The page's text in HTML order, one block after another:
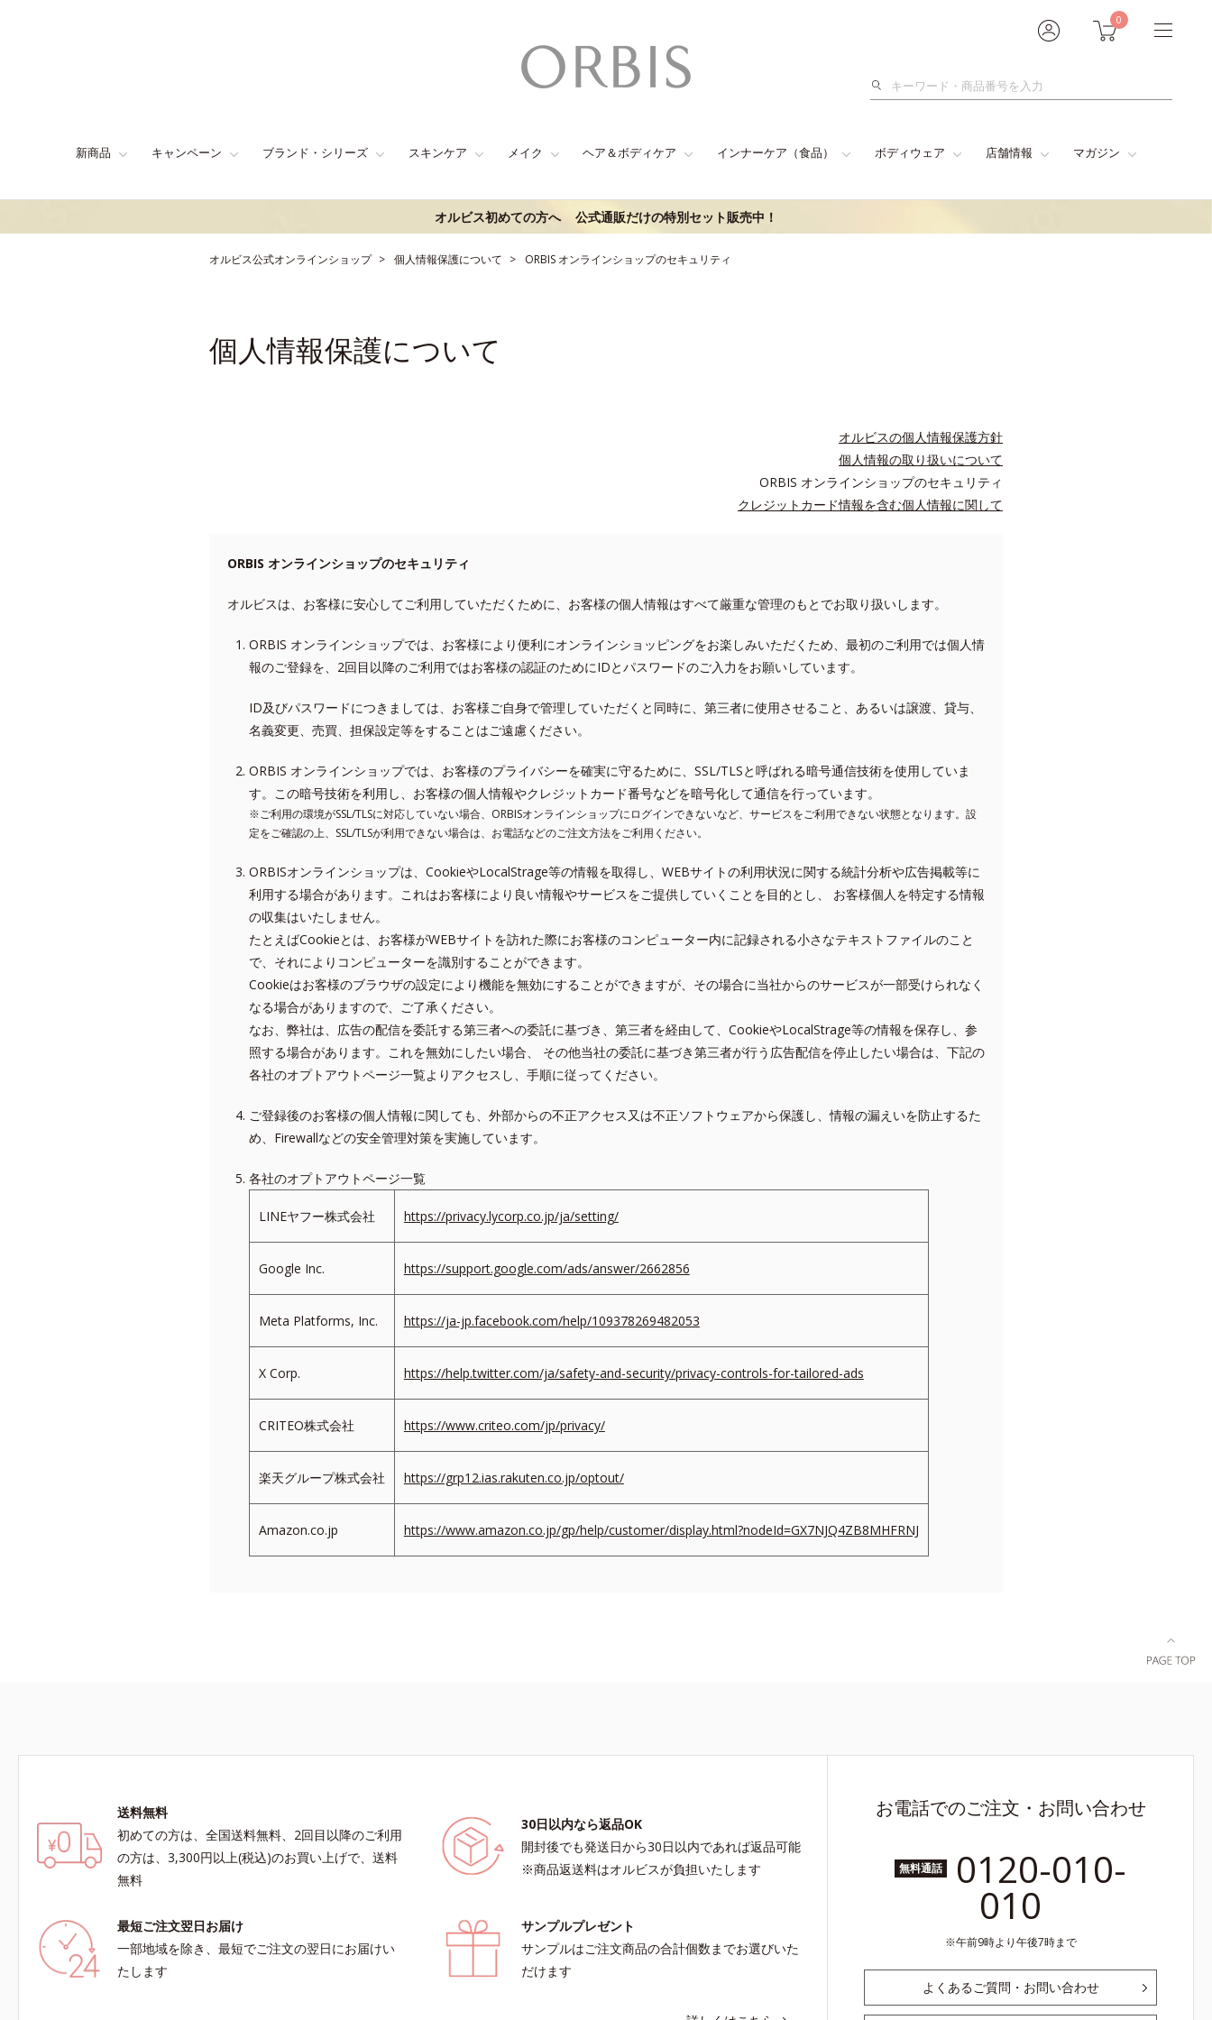
0
検
新商品 キャンペーン ブランド・シリーズ スキンケア メイク ヘア＆ボディケア インナーケア（食品） ボディウェア 店舗情報 マガジン
オルビス初めての方へ 公式通販だけの特別セット販売中！
オルビス公式オンラインショップ 個人情報保護について ORBIS オンラインショップのセキュリティ
個人情報保護について
オルビスの個人情報保護方針
個人情報の取り扱いについて
ORBIS オンラインショップのセキュリティ
クレジットカード情報を含む個人情報に関して
ORBIS オンラインショップのセキュリティ
オルビスは、お客様に安心してご利用していただくために、お客様の個人情報はすべて厳重な管理のもとでお取り扱いします。
ORBIS オンラインショップでは、お客様により便利にオンラインショッピングをお楽しみいただくため、最初のご利用では個人情
報のご登録を、2回目以降のご利用ではお客様の認証のためにIDとパスワードのご入力をお願いしています。
ID及びパスワードにつきましては、お客様ご自身で管理していただくと同時に、第三者に使用させること、あるいは譲渡、貸与、
名義変更、売買、担保設定等をすることはご遠慮ください。
ORBIS オンラインショップでは、お客様のプライバシーを確実に守るために、SSL/TLSと呼ばれる暗号通信技術を使用していま
す。この暗号技術を利用し、お客様の個人情報やクレジットカード番号などを暗号化して通信を行っています。
※ご利用の環境がSSL/TLSに対応していない場合、ORBISオンラインショップにログインできないなど、サービスをご利用できない状態となります。設
定をご確認の上、SSL/TLSが利用できない場合は、お電話などのご注文方法をご利用ください。
ORBISオンラインショップは、CookieやLocalStrage等の情報を取得し、WEBサイトの利用状況に関する統計分析や広告掲載等に
利用する場合があります。これはお客様により良い情報やサービスをご提供していくことを目的とし、 お客様個人を特定する情報
の収集はいたしません。
たとえばCookieとは、お客様がWEBサイトを訪れた際にお客様のコンピューター内に記録される小さなテキストファイルのこと
で、それによりコンピューターを識別することができます。
Cookieはお客様のブラウザの設定により機能を無効にすることができますが、その場合に当社からのサービスが一部受けられなく
なる場合がありますので、ご了承ください。
なお、弊社は、広告の配信を委託する第三者への委託に基づき、第三者を経由して、CookieやLocalStrage等の情報を保存し、参
照する場合があります。これを無効にしたい場合、 その他当社の委託に基づき第三者が行う広告配信を停止したい場合は、下記の
各社のオプトアウトページ一覧よりアクセスし、手順に従ってください。
ご登録後のお客様の個人情報に関しても、外部からの不正アクセス又は不正ソフトウェアから保護し、情報の漏えいを防止するた
め、Firewallなどの安全管理対策を実施しています。
各社のオプトアウトページ一覧
LINEヤフー株式会社 https://privacy.lycorp.co.jp/ja/setting/
Google Inc. https://support.google.com/ads/answer/2662856
Meta Platforms, Inc. https://ja-jp.facebook.com/help/109378269482053
X Corp. https://help.twitter.com/ja/safety-and-security/privacy-controls-for-tailored-ads
CRITEO株式会社 https://www.criteo.com/jp/privacy/
楽天グループ株式会社 https://grp12.ias.rakuten.co.jp/optout/
Amazon.co.jp https://www.amazon.co.jp/gp/help/customer/display.html?nodeId=GX7NJQ4ZB8MHFRNJ
送料無料
初めての方は、全国送料無料、2回目以降のご利用
の方は、3,300円以上(税込)のお買い上げで、送料
無料
30日以内なら返品OK
開封後でも発送日から30日以内であれば返品可能
※商品返送料はオルビスが負担いたします
最短ご注文翌日お届け
一部地域を除き、最短でご注文の翌日にお届けい
たします
サンプルプレゼント
サンプルはご注文商品の合計個数までお選びいた
だけます
お電話でのご注文・お問い合わせ
無料通話 0120-010-
010
午前9時より午後7時まで
よくあるご質問・お問い合わせ